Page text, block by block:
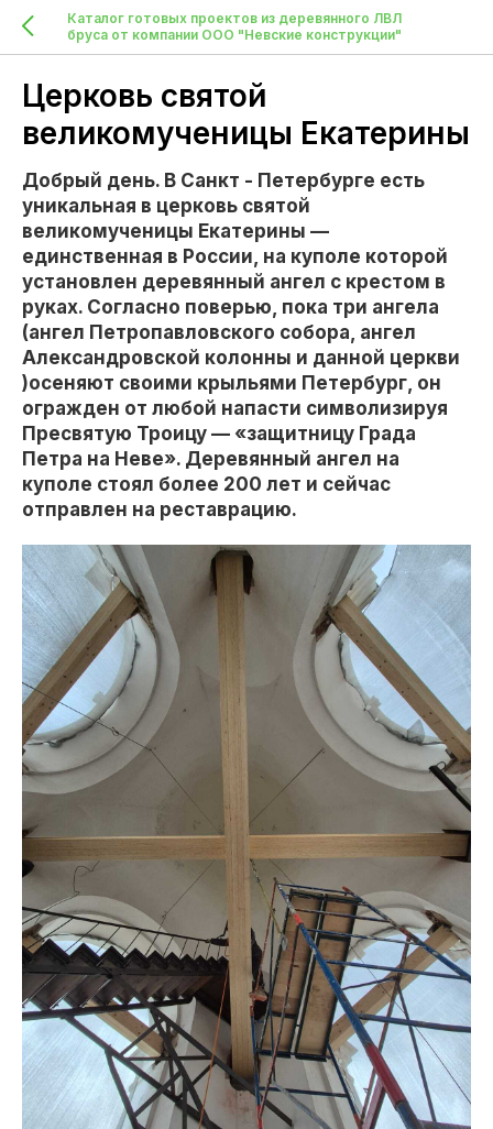
Каталог готовых проектов из деревянного ЛВЛ
бруса от компании ООО "Невские конструкции"
Церковь святой
великомученицы Екатерины
Добрый день. В Санкт - Петербурге есть
уникальная в церковь святой
великомученицы Екатерины —
единственная в России, на куполе которой
установлен деревянный ангел с крестом в
руках. Согласно поверью, пока три ангела
(ангел Петропавловского собора, ангел
Александровской колонны и данной церкви
)осеняют своими крыльями Петербург, он
огражден от любой напасти символизируя
Пресвятую Троицу — «защитницу Града
Петра на Неве». Деревянный ангел на
куполе стоял более 200 лет и сейчас
отправлен на реставрацию.